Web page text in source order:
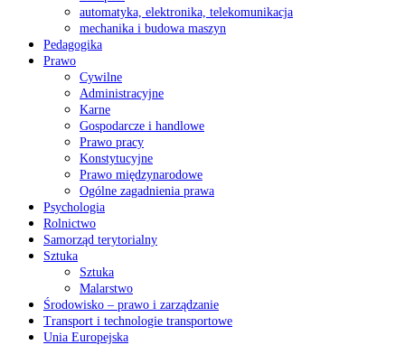
automatyka, elektronika, telekomunikacja
mechanika i budowa maszyn
Pedagogika
Prawo
Cywilne
Administracyjne
Karne
Gospodarcze i handlowe
Prawo pracy
Konstytucyjne
Prawo międzynarodowe
Ogólne zagadnienia prawa
Psychologia
Rolnictwo
Samorząd terytorialny
Sztuka
Sztuka
Malarstwo
Środowisko – prawo i zarządzanie
Transport i technologie transportowe
Unia Europejska